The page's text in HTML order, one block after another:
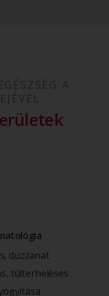
A
duzzanat
túlterheléses